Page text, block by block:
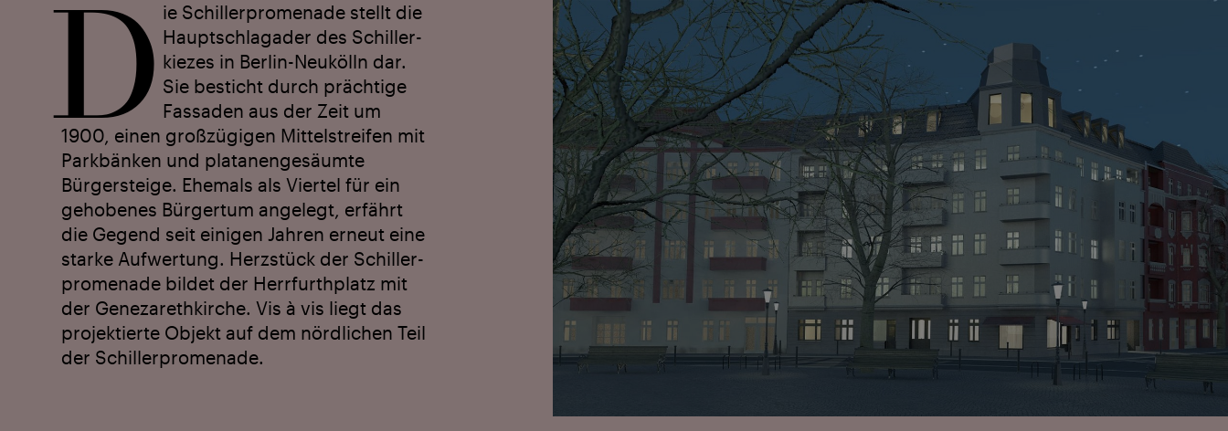
D ie Schiller­promenade stellt die
Haupt­schlagader des Schiller­
kiezes in Berlin-Neukölln dar.
Sie besticht durch prächtige
Fassaden aus der Zeit um
1900, einen großzügigen Mittelstreifen mit
Parkbänken und platanen­gesäumte
Bürgersteige. Ehemals als Viertel für ein
gehobenes Bürgertum angelegt, erfährt
die Gegend seit einigen Jahren erneut eine
starke Aufwertung. Herzstück der Schiller­
promenade bildet der Herrfurthplatz mit
der Genezareth­kirche. Vis à vis liegt das
projektierte Objekt auf dem nördlichen Teil
der Schiller­promenade.